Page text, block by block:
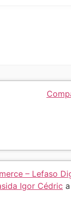
– Lefaso
Igor Cédric